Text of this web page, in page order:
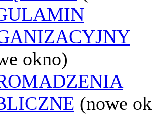
okno)
(nowe